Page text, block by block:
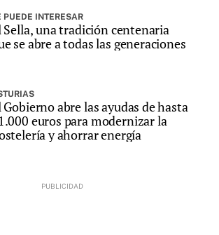
PUEDE INTERESAR
Sella, una tradición centenaria
se abre a todas las generaciones
Gobierno abre las ayudas de hasta
euros para modernizar la
y ahorrar energía